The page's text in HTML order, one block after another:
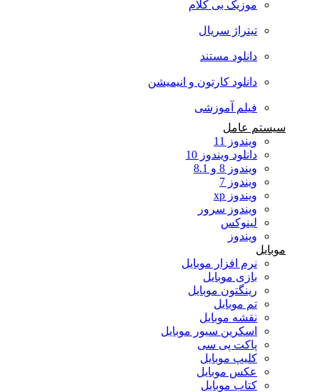
موزیک بی کلام
تیتراژ سریال
دانلود مستند
دانلود کارتون و انیمیشن
فیلم آموزشی
سیستم عامل
ویندوز 11
دانلود ویندوز 10
ویندوز 8 و 8.1
ویندوز 7
ویندوز xp
ویندوز سرور
لینوکس
ویندوز
موبایل
نرم افزار موبایل
بازی موبایل
رینگتون موبایل
تم موبایل
نقشه موبایل
اسکرین سیور موبایل
پاکت پی سی
کلیپ موبایل
عکس موبایل
کتاب موبایل